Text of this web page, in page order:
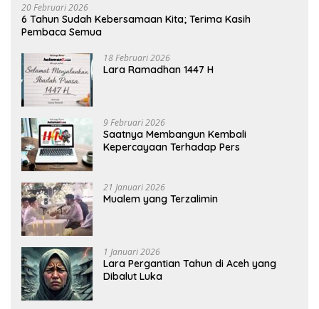
20 Februari 2026
6 Tahun Sudah Kebersamaan Kita; Terima Kasih
Pembaca Semua
18 Februari 2026
Lara Ramadhan 1447 H
9 Februari 2026
Saatnya Membangun Kembali
Kepercayaan Terhadap Pers
21 Januari 2026
Mualem yang Terzalimin
1 Januari 2026
Lara Pergantian Tahun di Aceh yang
Dibalut Luka